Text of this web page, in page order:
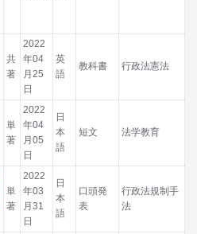
共
著
2022
年04
月25
日
英
語
教科書 行政法憲法
単
著
2022
年04
月05
日
日
本
語
短文 法学教育
単
著
2022
年03
月31
日
日
本
語
口頭発
表
行政法規制手
法